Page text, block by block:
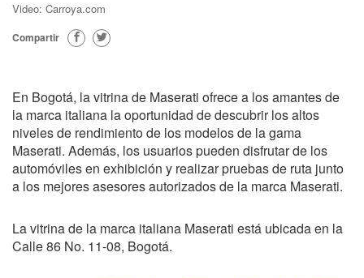
Video: Carroya.com
Compartir
En Bogotá, la vitrina de Maserati ofrece a los amantes de
la marca italiana la oportunidad de descubrir los altos
niveles de rendimiento de los modelos de la gama
Maserati. Además, los usuarios pueden disfrutar de los
automóviles en exhibición y realizar pruebas de ruta junto
a los mejores asesores autorizados de la marca Maserati.
La vitrina de la marca italiana Maserati está ubicada en la
Calle 86 No. 11-08, Bogotá.